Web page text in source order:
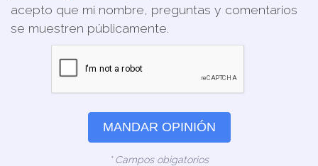
acepto que mi nombre, preguntas y comentarios
se muestren públicamente.
MANDAR OPINIÓN
* Campos obigatorios